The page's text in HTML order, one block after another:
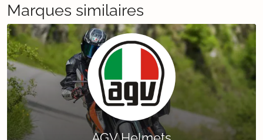
Marques similaires